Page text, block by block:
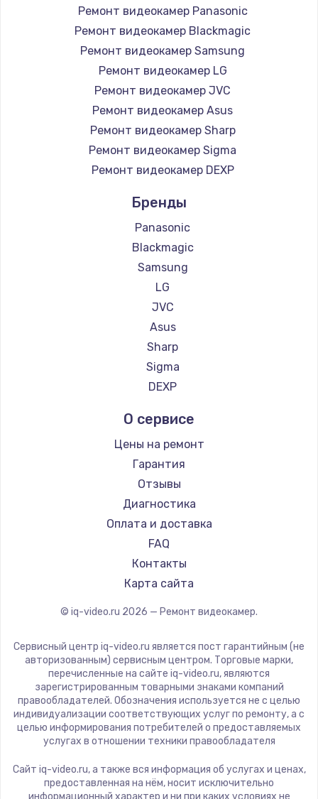
Ремонт видеокамер Panasonic
Ремонт видеокамер Blackmagic
Ремонт видеокамер Samsung
Ремонт видеокамер LG
Ремонт видеокамер JVC
Ремонт видеокамер Asus
Ремонт видеокамер Sharp
Ремонт видеокамер Sigma
Ремонт видеокамер DEXP
Бренды
Panasonic
Blackmagic
Samsung
LG
JVC
Asus
Sharp
Sigma
DEXP
О сервисе
Цены на ремонт
Гарантия
Отзывы
Диагностика
Оплата и доставка
FAQ
Контакты
Карта сайта
© iq-video.ru 2026 — Ремонт видеокамер.
Сервисный центр iq-video.ru является пост гарантийным (не
авторизованным) сервисным центром. Торговые марки,
перечисленные на сайте iq-video.ru, являются
зарегистрированным товарными знаками компаний
правообладателей. Обозначения используется не с целью
индивидуализации соответствующих услуг по ремонту, а с
целью информирования потребителей о предоставляемых
услугах в отношении техники правообладателя
Сайт iq-video.ru, а также вся информация об услугах и ценах,
предоставленная на нём, носит исключительно
информационный характер и ни при каких условиях не